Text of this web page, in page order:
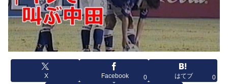
X Facebook 0 はてブ 0